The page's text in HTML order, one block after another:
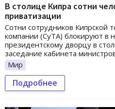
В столице Кипра сотни
приватизации
Сотни сотрудников Кипрской
компании (CyTA) блокируют в
президентскому дворцу в
заседание кабинета
Мир
Подробнее